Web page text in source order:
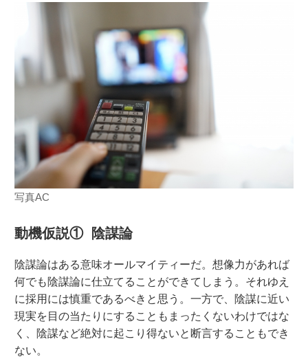
写真AC
動機仮説① 陰謀論
陰謀論はある意味オールマイティーだ。想像力があれば
何でも陰謀論に仕立てることができてしまう。それゆえ
に採用には慎重であるべきと思う。一方で、陰謀に近い
現実を目の当たりにすることもまったくないわけではな
く、陰謀など絶対に起こり得ないと断言することもでき
ない。